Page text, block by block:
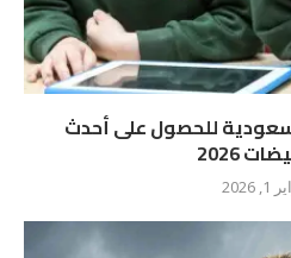
للحصول على أحدث
2026